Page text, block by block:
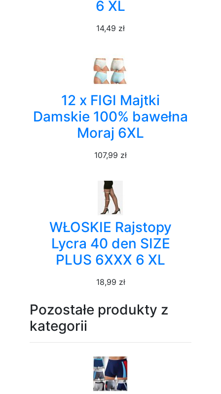
6 XL
14,49 zł
12 x FIGI Majtki
Damskie 100% bawełna
Moraj 6XL
107,99 zł
WŁOSKIE Rajstopy
Lycra 40 den SIZE
PLUS 6XXX 6 XL
18,99 zł
Pozostałe produkty z
kategorii